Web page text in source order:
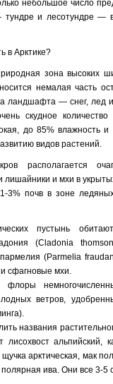
небольшое число
тундре и лесотундре —
в Арктике?
зона высоких
немалая часть
ландшафта — снег, лед
скудное количество
до 85% влажность
видов растений.
располагается
лишайники и мхи в
3% почв в зоне
пустынь
(Cladonia
(Parmelia
сфагновые мхи.
ветров,
названия
лисохвост альпийский,
щучка арктическая, мак
полярная ива. Они все 3-5